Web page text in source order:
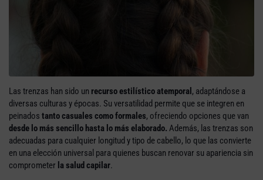
Las trenzas han sido un recurso estilístico atemporal , adaptándose a
diversas culturas y épocas. Su versatilidad permite que se integren en
peinados tanto casuales como formales, ofreciendo opciones que van
desde lo más sencillo hasta lo más elaborado. Además, las trenzas son
adecuadas para cualquier longitud y tipo de cabello, lo que las convierte
en una elección universal para quienes buscan renovar su apariencia sin
comprometer la salud capilar.